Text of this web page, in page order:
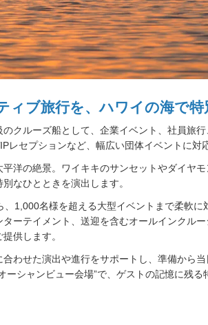
ィブ旅行を、ハワイの海で特
クルーズ船として、企業イベント、社員旅
レセプションなど、幅広い団体イベントに対
洋の絶景。ワイキキのサンセットやダイヤ
なひとときを演出します。
1,000名様を超える大型イベントまで柔軟に
ーテイメント、送迎を含むオールインクル
供します。
わせた演出や進行をサポートし、準備から
ーシャンビュー会場”で、ゲストの記憶に残る